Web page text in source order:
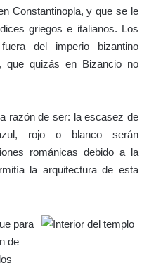
Constantinopla, y que se le
griegos e italianos. Los
del imperio bizantino
que quizás en Bizancio no
razón de ser: la escasez de
rojo o blanco serán
románicas debido a la
la arquitectura de esta